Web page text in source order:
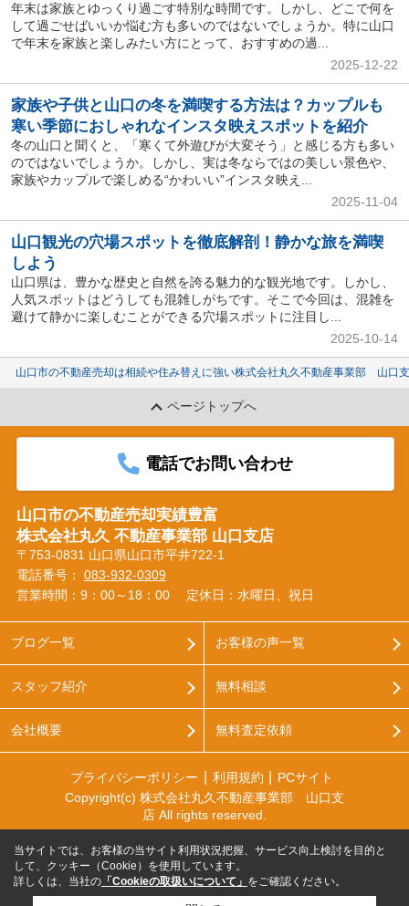
年末は家族とゆっくり過ごす特別な時間です。しかし、どこで何を
して過ごせばいいか悩む方も多いのではないでしょうか。特に山口
で年末を家族と楽しみたい方にとって、おすすめの過...
2025-12-22
家族や子供と山口の冬を満喫する方法は？カップルも
寒い季節におしゃれなインスタ映えスポットを紹介
冬の山口と聞くと、「寒くて外遊びが大変そう」と感じる方も多い
のではないでしょうか。しかし、実は冬ならではの美しい景色や、
家族やカップルで楽しめる“かわいい”インスタ映え...
2025-11-04
山口観光の穴場スポットを徹底解剖！静かな旅を満喫
しよう
山口県は、豊かな歴史と自然を誇る魅力的な観光地です。しかし、
人気スポットはどうしても混雑しがちです。そこで今回は、混雑を
避けて静かに楽しむことができる穴場スポットに注目し...
2025-10-14
山口市の不動産売却は相続や住み替えに強い株式会社丸久不動産事業部 山口
ページトップへ
電話でお問い合わせ
山口市の不動産売却実績豊富
株式会社丸久 不動産事業部 山口支店
〒753-0831 山口県山口市平井722-1
電話番号： 083-932-0309
営業時間：9：00～18：00
定休日：水曜日、祝日
ブログ一覧
スタッフ紹介
会社概要
お客様の声一覧
無料相談
無料査定依頼
プライバシーポリシー 利用規約
PCサイト
Copyright(c) 株式会社丸久不動産事業部 山口支
店 All rights reserved.
当サイトでは、お客様の当サイト利用状況把握、サービス向上検討を目的と
して、クッキー（Cookie）を使用しています。
詳しくは、当社の 「Cookieの取扱いについて」 をご確認ください。